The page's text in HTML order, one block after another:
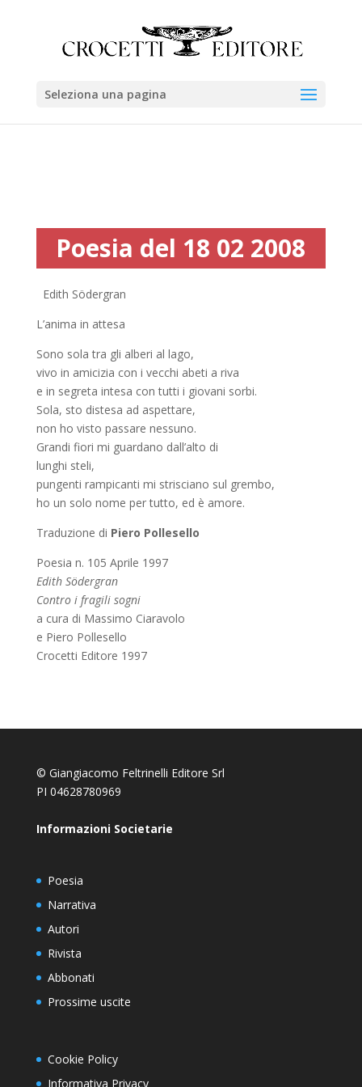
Seleziona una pagina
Poesia del 18 02 2008
Edith Södergran
L’anima in attesa
Sono sola tra gli alberi al lago,
vivo in amicizia con i vecchi abeti a riva
e in segreta intesa con tutti i giovani sorbi.
Sola, sto distesa ad aspettare,
non ho visto passare nessuno.
Grandi fiori mi guardano dall’alto di
lunghi steli,
pungenti rampicanti mi strisciano sul grembo,
ho un solo nome per tutto, ed è amore.
Traduzione di Piero Pollesello
Poesia n. 105 Aprile 1997
Edith Södergran
Contro i fragili sogni
a cura di Massimo Ciaravolo
e Piero Pollesello
Crocetti Editore 1997
© Giangiacomo Feltrinelli Editore Srl
PI 04628780969
Informazioni Societarie
Poesia
Narrativa
Autori
Rivista
Abbonati
Prossime uscite
Cookie Policy
Informativa Privacy